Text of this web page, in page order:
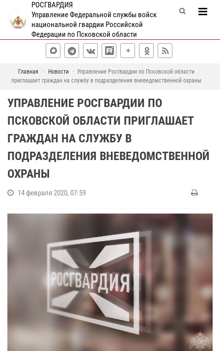
РОСГВАРДИЯ
Управление Федеральной службы войск
национальной гвардии Российской
Федерации по Псковской области
Главная Новости
Управление Росгвардии по Псковской области
приглашает граждан на службу в подразделения вневедомственной охраны
УПРАВЛЕНИЕ РОСГВАРДИИ ПО
ПСКОВСКОЙ ОБЛАСТИ ПРИГЛАШАЕТ
ГРАЖДАН НА СЛУЖБУ В
ПОДРАЗДЕЛЕНИЯ ВНЕВЕДОМСТВЕННОЙ
ОХРАНЫ
14 февраля 2020, 07:59